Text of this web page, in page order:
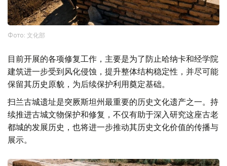
Фото: 文化部
目前开展的各项修复工作，主要是为了防止哈纳卡和经学院
建筑进一步受到风化侵蚀，提升整体结构稳定性，并尽可能
保留其历史原貌，为后续保护利用奠定基础。
扫兰古城遗址是突厥斯坦州最重要的历史文化遗产之一。持
续推进古城文物保护和修复，不仅有助于深入研究这座古老
都城的发展历史，也将进一步推动其历史文化价值的传播与
展示。